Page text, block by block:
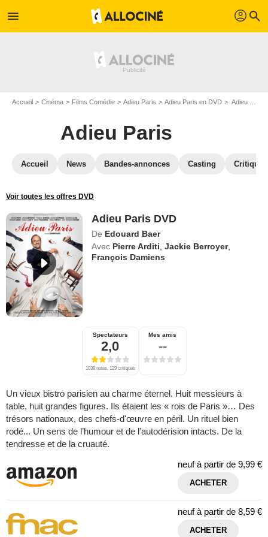
menu profil search
Accueil Cinéma Films Comédie Adieu Paris Adieu Paris en DVD Adieu Paris DVD
Adieu Paris
Accueil News Bandes-annonces Casting
Voir toutes les offres DVD
Adieu Paris DVD
De Edouard Baer
Avec Pierre Arditi ,Jackie Berroyer,
François Damiens
Spectateurs
2,0
1038 notes, 129 critiques
Mes amis
--
Un vieux bistro parisien au charme éternel. Huit messieurs à
table, huit grandes figures. Ils étaient les « rois de Paris »… Des
trésors nationaux, des chefs-d'œuvre en péril. Un rituel bien
rodé... Un sens de l’humour et de l’autodérision intacts. De la
tendresse et de la cruauté.
neuf à partir de 9,99 €
ACHETER
neuf à partir de 8,59 €
ACHETER